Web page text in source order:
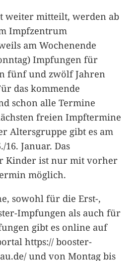
weiter mitteilt, werden ab
Impfzentrum
am Wochenende
Impfungen für
fünf und zwölf Jahren
das kommende
schon alle Termine
freien Impftermine
Altersgruppe gibt es am
16. Januar. Das
Kinder ist nur mit vorher
möglich.
sowohl für die Erst-,
Impfungen als auch für
gibt es online auf
https:// booster-
und von Montag bis